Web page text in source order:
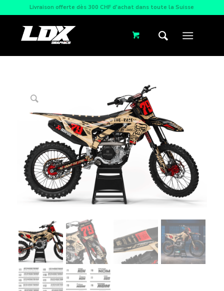
Livraison offerte dès 300 CHF d'achat dans toute la Suisse